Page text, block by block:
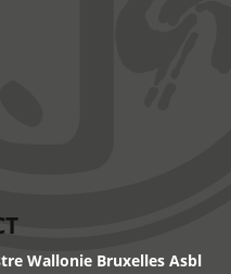
Wallonie Bruxelles Asbl